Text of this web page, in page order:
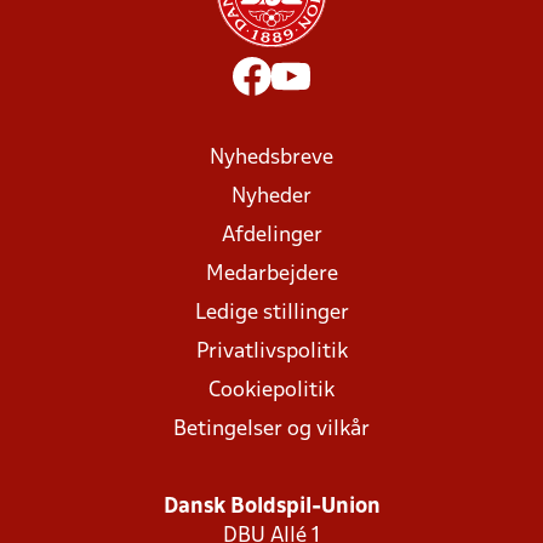
Nyhedsbreve
Nyheder
Afdelinger
Medarbejdere
Ledige stillinger
Privatlivspolitik
Cookiepolitik
Betingelser og vilkår
Dansk Boldspil-Union
DBU Allé 1